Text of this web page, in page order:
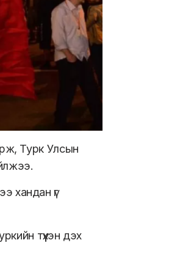
Турк Улсын
хандан үг
түүхэн дэх